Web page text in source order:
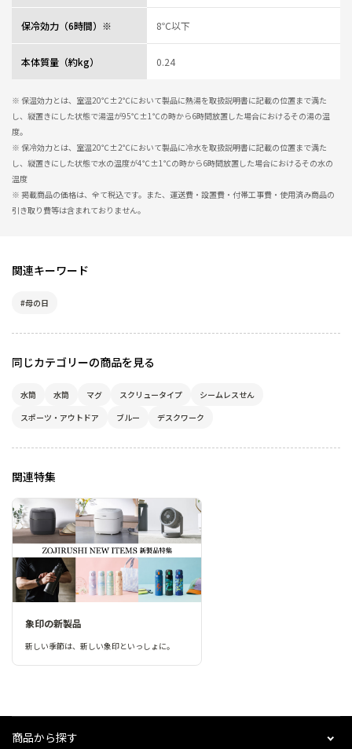
保冷効力（6時間）※ 8℃以下
本体質量（約kg） 0.24
※ 保温効力とは、室温20℃±2℃において製品に熱湯を取扱説明書に記載の位置まで満た
し、縦置きにした状態で湯温が95℃±1℃の時から6時間放置した場合におけるその湯の温
度。
※ 保冷効力とは、室温20℃±2℃において製品に冷水を取扱説明書に記載の位置まで満た
し、縦置きにした状態で水の温度が4℃±1℃の時から6時間放置した場合におけるその水の
温度
※ 掲載商品の価格は、全て税込です。また、運送費・設置費・付帯工事費・使用済み商品の
引き取り費等は含まれておりません。
関連キーワード
#母の日
同じカテゴリーの商品を見る
水筒 水筒 マグ スクリュータイプ
シームレスせん
スポーツ・アウトドア
ブルー デスクワーク
関連特集
象印の新製品
新しい季節は、新しい象印といっしょに。
商品から探す